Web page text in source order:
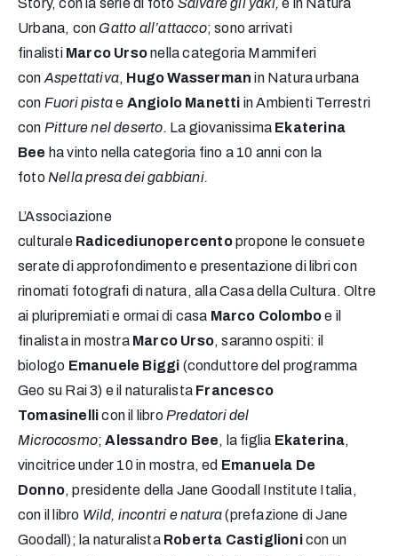
Story, con la serie di foto Salvare gli yaki,e in Natura
Urbana, con Gatto all’attacco; sono arrivati
finalisti Marco Ursonella categoria Mammiferi
con Aspettativa, Hugo Wasserman in Natura urbana
con Fuori pistae Angiolo Manetti in Ambienti Terrestri
con Pitture nel deserto. La giovanissima Ekaterina
Bee ha vinto nella categoria fino a 10 anni con la
foto Nella presa dei gabbiani.
L’Associazione
culturale Radicediunopercentopropone le consuete
serate di approfondimento e presentazione di libri con
rinomati fotografi di natura, alla Casa della Cultura. Oltre
ai pluripremiati e ormai di casa Marco Colomboe il
finalista in mostra Marco Urso, saranno ospiti: il
biologo Emanuele Biggi (conduttore del programma
Geo su Rai 3) e il naturalista Francesco
Tomasinellicon il libro Predatori del
Microcosmo;Alessandro Bee, la figlia Ekaterina,
vincitrice under 10 in mostra, ed Emanuela De
Donno, presidente della Jane Goodall Institute Italia,
con il libro Wild, incontri e natura(prefazione di Jane
Goodall); la naturalistaRoberta Castiglionicon un